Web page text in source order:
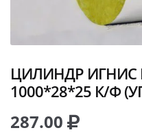
ЦИЛИНДР ИГНИС
1000*28*25 К/Ф
287.00